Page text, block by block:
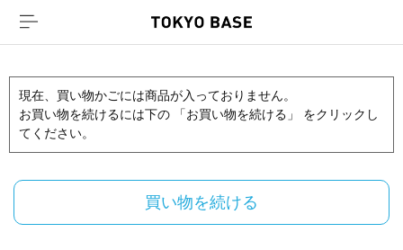
現在、買い物かごには商品が入っておりません。
お買い物を続けるには下の 「お買い物を続ける」 をクリックし
てください。
買い物を続ける